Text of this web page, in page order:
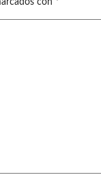
con *